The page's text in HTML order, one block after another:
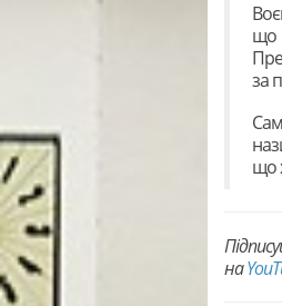
що
за
що
на